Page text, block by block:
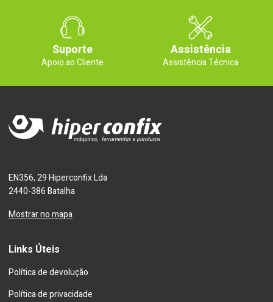
Suporte
Apoio ao Cliente
Assistência
Assistência Técnica
EN356, 29 Hiperconfix Lda
2440-386 Batalha
Mostrar no mapa
Links Úteis
Política de devolução
Política de privacidade